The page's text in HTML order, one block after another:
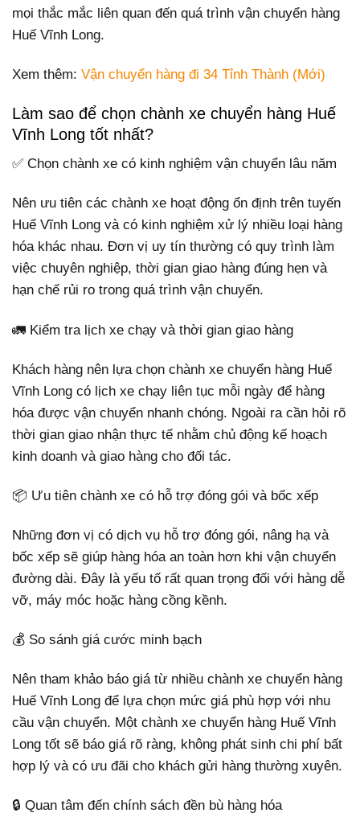
mọi thắc mắc liên quan đến quá trình vận chuyển hàng
Huế Vĩnh Long.
Xem thêm: Vận chuyển hàng đi 34 Tỉnh Thành (Mới)
Làm sao để chọn chành xe chuyển hàng Huế
Vĩnh Long tốt nhất?
✅ Chọn chành xe có kinh nghiệm vận chuyển lâu năm
Nên ưu tiên các chành xe hoạt động ổn định trên tuyến
Huế Vĩnh Long và có kinh nghiệm xử lý nhiều loại hàng
hóa khác nhau. Đơn vị uy tín thường có quy trình làm
việc chuyên nghiệp, thời gian giao hàng đúng hẹn và
hạn chế rủi ro trong quá trình vận chuyển.
🚛 Kiểm tra lịch xe chạy và thời gian giao hàng
Khách hàng nên lựa chọn chành xe chuyển hàng Huế
Vĩnh Long có lịch xe chạy liên tục mỗi ngày để hàng
hóa được vận chuyển nhanh chóng. Ngoài ra cần hỏi rõ
thời gian giao nhận thực tế nhằm chủ động kế hoạch
kinh doanh và giao hàng cho đối tác.
📦 Ưu tiên chành xe có hỗ trợ đóng gói và bốc xếp
Những đơn vị có dịch vụ hỗ trợ đóng gói, nâng hạ và
bốc xếp sẽ giúp hàng hóa an toàn hơn khi vận chuyển
đường dài. Đây là yếu tố rất quan trọng đối với hàng dễ
vỡ, máy móc hoặc hàng cồng kềnh.
💰 So sánh giá cước minh bạch
Nên tham khảo báo giá từ nhiều chành xe chuyển hàng
Huế Vĩnh Long để lựa chọn mức giá phù hợp với nhu
cầu vận chuyển. Một chành xe chuyển hàng Huế Vĩnh
Long tốt sẽ báo giá rõ ràng, không phát sinh chi phí bất
hợp lý và có ưu đãi cho khách gửi hàng thường xuyên.
🔒 Quan tâm đến chính sách đền bù hàng hóa